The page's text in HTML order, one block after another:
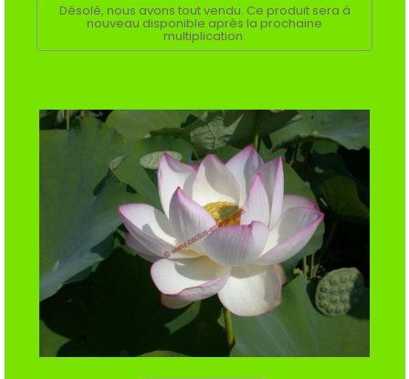
Désolé, nous avons tout vendu. Ce produit sera à
nouveau disponible après la prochaine
multiplication.